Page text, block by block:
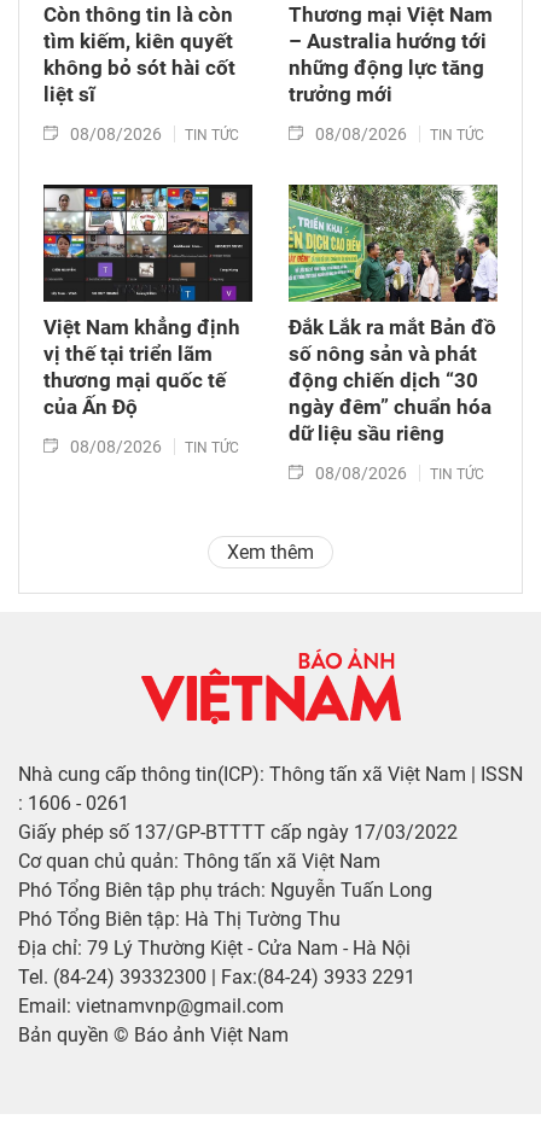
Còn thông tin là còn
tìm kiếm, kiên quyết
không bỏ sót hài cốt
liệt sĩ
08/08/2026 TIN TỨC
Thương mại Việt Nam
– Australia hướng tới
những động lực tăng
trưởng mới
08/08/2026 TIN TỨC
Việt Nam khẳng định
vị thế tại triển lãm
thương mại quốc tế
của Ấn Độ
08/08/2026 TIN TỨC
Đắk Lắk ra mắt Bản đồ
số nông sản và phát
động chiến dịch “30
ngày đêm” chuẩn hóa
dữ liệu sầu riêng
08/08/2026 TIN TỨC
Xem thêm
Nhà cung cấp thông tin(ICP): Thông tấn xã Việt Nam | ISSN
: 1606 - 0261
Giấy phép số 137/GP-BTTTT cấp ngày 17/03/2022
Cơ quan chủ quản: Thông tấn xã Việt Nam
Phó Tổng Biên tập phụ trách: Nguyễn Tuấn Long
Phó Tổng Biên tập: Hà Thị Tường Thu
Địa chỉ: 79 Lý Thường Kiệt - Cửa Nam - Hà Nội
Tel. (84-24) 39332300 | Fax:(84-24) 3933 2291
Email: vietnamvnp@gmail.com
Bản quyền © Báo ảnh Việt Nam